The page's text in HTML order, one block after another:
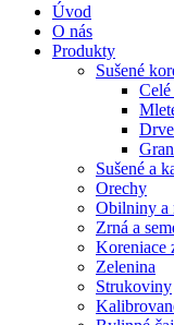
Úvod
O nás
Produkty
Sušené
Sušené a
Orechy
Obilniny a
Zrná a
Koreniace
Zelenina
Strukoviny